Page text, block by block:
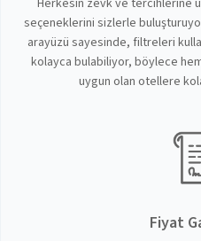
Herkesin zevk ve tercihlerine
seçeneklerini sizlerle
arayüzü sayesinde, filtreleri
kolayca bulabiliyor, böylece
uygun olan otellere
Fiyat